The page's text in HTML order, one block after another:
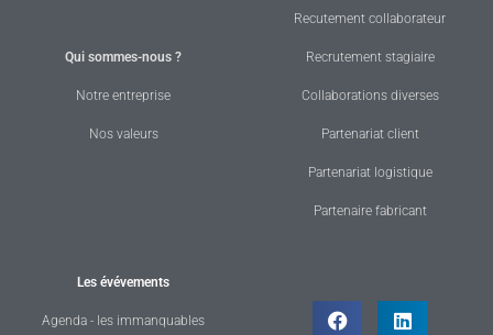
Qui sommes-nous ?
Notre entreprise
Nos valeurs
Recutement collaborateur
Recrutement stagiaire
Collaborations diverses
Partenariat client
Partenariat logistique
Partenaire fabricant
Les évévements
Agenda - les immanquables